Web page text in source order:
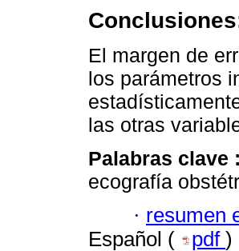
El margen de
los parámetros
las otras
Palabras clave :
ecografía
· resumen
Español (
pdf )